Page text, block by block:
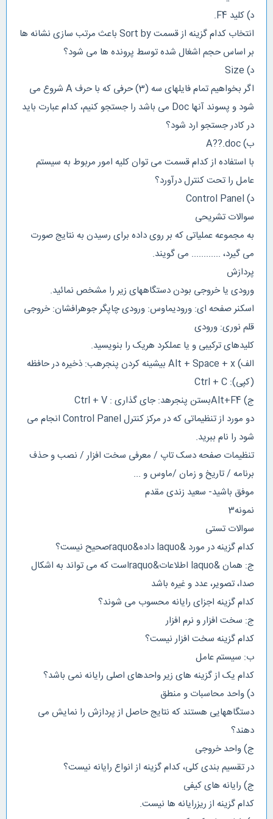
د) کلید F4.
انتخاب کدام گزینه از قسمت Sort by باعث مرتب سازی نشانه ها
بر اساس حجم اشغال شده توسط پرونده ها می شود؟
د) Size
اگر بخواهیم تمام فایلهای سه (3) حرفی که با حرف A شروع می
شود و پسوند آنها Doc می باشد را جستجو کنیم، کدام عبارت باید
در کادر جستجو ارد شود؟
ب) A??.doc
با استفاده از کدام قسمت می توان کلیه امور مربوط به سیستم
عامل را تحت کنترل درآورد؟
د) Control Panel
سوالات تشریحی
به مجموعه عملیاتی که بر روی داده برای رسیدن به نتایج صورت
می گیرد، ............ می گویند.
پردازش
ورودی یا خروجی بودن دستگاههای زیر را مشخص نمائید.
اسکنر صفحه ای: ورودیماوس: ورودی چاپگر جوهرافشان: خروجی
قلم نوری: ورودی
کلیدهای ترکیبی و یا عملکرد هریک را بنویسید.
الف) Alt + Space + x بیشینه کردن پنجرهب: ذخیره در حافظه
(کپی): Ctrl + C
ج) Alt+F4بستن پنجرهد: جای گذاری : Ctrl + V
دو مورد از تنظیماتی که در مرکز کنترل Control Panel انجام می
شود را نام ببرید.
تنظیمات صفحه دسک تاپ / معرفی سخت افزار / نصب و حذف
برنامه / تاریخ و زمان /ماوس و ...
موفق باشید- سعید زندی مقدم
نمونه3
سوالات تستی
کدام گزینه در مورد &laquo داده&raquoصحیح نیست؟
ج: همان &laquo اطلاعات&raquoاست که می تواند به اشکال
صدا، تصویر، عدد و غیره باشد
کدام گزینه اجزای رایانه محسوب می شوند؟
ج: سخت افزار و نرم افزار
کدام گزینه سخت افزار نیست؟
ب: سیستم عامل
کدام یک از گزینه های زیر واحدهای اصلی رایانه نمی باشد؟
د) واحد محاسبات و منطق
دستگاههایی هستند که نتایج حاصل از پردازش را نمایش می
دهند؟
ج) واحد خروجی
در تقسیم بندی کلی، کدام گزینه از انواع رایانه نیست؟
ج) رایانه های کیفی
کدام گزینه از ریزرایانه ها نیست.